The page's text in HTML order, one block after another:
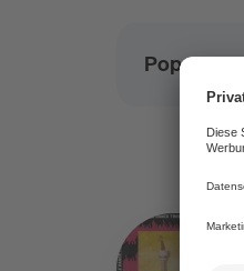
Pop und